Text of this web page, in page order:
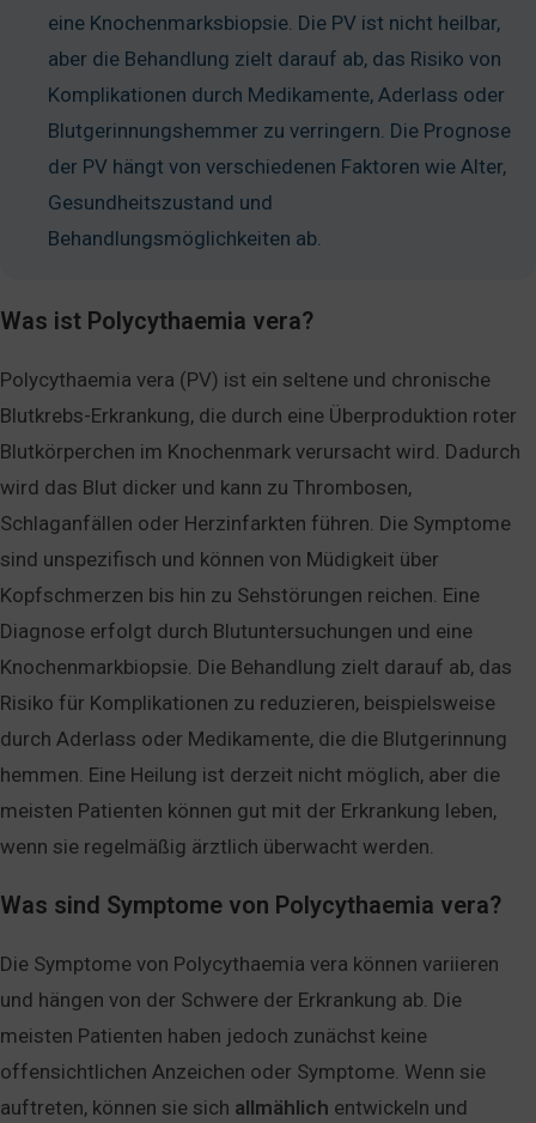
eine Knochenmarksbiopsie. Die PV ist nicht heilbar,
aber die Behandlung zielt darauf ab, das Risiko von
Komplikationen durch Medikamente, Aderlass oder
Blutgerinnungshemmer zu verringern. Die Prognose
der PV hängt von verschiedenen Faktoren wie Alter,
Gesundheitszustand und
Behandlungsmöglichkeiten ab.
Was ist Polycythaemia vera?
Polycythaemia vera (PV) ist ein seltene und chronische
Blutkrebs-Erkrankung, die durch eine Überproduktion roter
Blutkörperchen im Knochenmark verursacht wird. Dadurch
wird das Blut dicker und kann zu Thrombosen,
Schlaganfällen oder Herzinfarkten führen. Die Symptome
sind unspezifisch und können von Müdigkeit über
Kopfschmerzen bis hin zu Sehstörungen reichen. Eine
Diagnose erfolgt durch Blutuntersuchungen und eine
Knochenmarkbiopsie. Die Behandlung zielt darauf ab, das
Risiko für Komplikationen zu reduzieren, beispielsweise
durch Aderlass oder Medikamente, die die Blutgerinnung
hemmen. Eine Heilung ist derzeit nicht möglich, aber die
meisten Patienten können gut mit der Erkrankung leben,
wenn sie regelmäßig ärztlich überwacht werden.
Was sind Symptome von Polycythaemia vera?
Die Symptome von Polycythaemia vera können variieren
und hängen von der Schwere der Erkrankung ab. Die
meisten Patienten haben jedoch zunächst keine
offensichtlichen Anzeichen oder Symptome. Wenn sie
auftreten, können sie sich allmählich entwickeln und